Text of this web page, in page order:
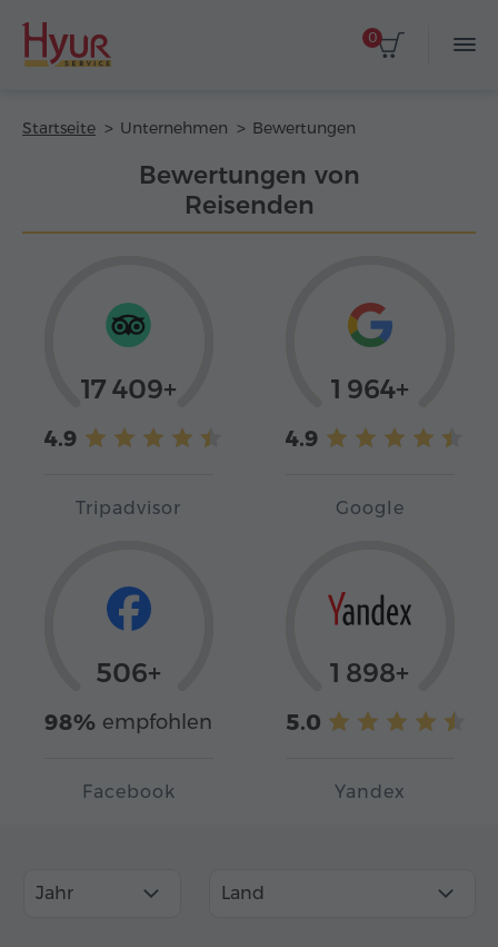
0
Startseite Unternehmen Bewertungen
Bewertungen von
Reisenden
17 409+
4.9
Tripadvisor
1 964+
4.9
Google
506+
98% empfohlen
Facebook
1 898+
5.0
Yandex
Jahr Land